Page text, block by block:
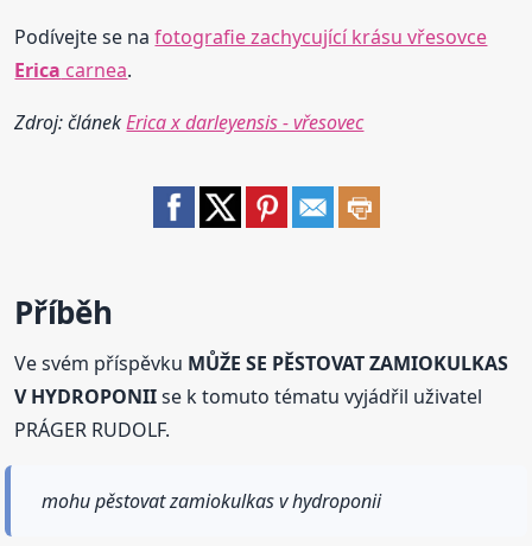
Podívejte se nafotografie zachycující krásu vřesovce
Erica carnea.
Zdroj: článekErica x darleyensis - vřesovec
Příběh
Ve svém příspěvku MŮŽE SE PĚSTOVAT ZAMIOKULKAS
V HYDROPONIIse k tomuto tématu vyjádřil uživatel
PRÁGER RUDOLF.
mohu pěstovat zamiokulkas v hydroponii